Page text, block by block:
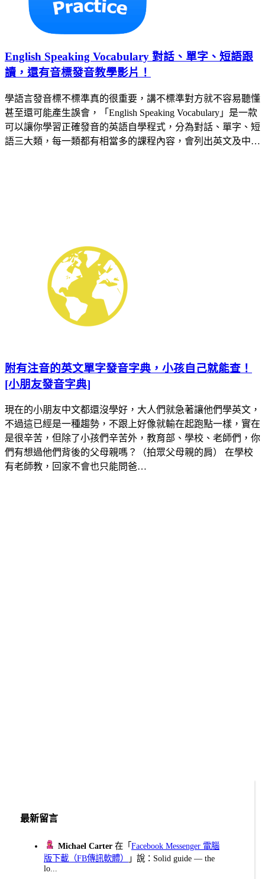
English Speaking Vocabulary 對話、單字、短語跟
讀，還有音標發音教學影片！
學語言發音標不標準真的很重要，講不標準對方就不容易聽懂
甚至還可能產生誤會，「English Speaking Vocabulary」是一款
可以讓你學習正確發音的英語自學程式，分為對話、單字、短
語三大類，每一類都有相當多的課程內容，會列出英文及中…
附有注音的英文單字發音字典，小孩自己就能查！
[小朋友發音字典]
現在的小朋友中文都還沒學好，大人們就急著讓他們學英文，
不過這已經是一種趨勢，不跟上好像就輸在起跑點一樣，實在
是很辛苦，但除了小孩們辛苦外，教育部、學校、老師們，你
們有想過他們背後的父母親嗎？（拍眾父母親的肩） 在學校
有老師教，回家不會也只能問爸…
最新留言
Michael Carter 在「Facebook Messenger 電腦
版下載（FB傳訊軟體）
」說：Solid guide — the
lo...